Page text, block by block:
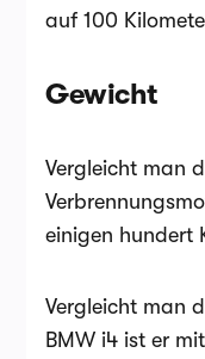
auf 100
Gewicht
Vergleicht man
einigen hundert
Vergleicht man
BMW i4 ist er